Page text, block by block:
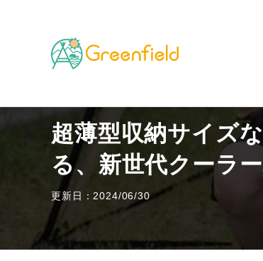
TOP キャンプのフィールド 超薄型収
超薄型収納サイズ
る、新世代クーラ
更新日：2024/06/30